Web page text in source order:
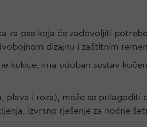
za pse koja će zadovoljiti
dizajnu i zaštitnim
kukice, ima udoban sustav
i roza), može se prilagoditi
izvrsno rješenje za noćne